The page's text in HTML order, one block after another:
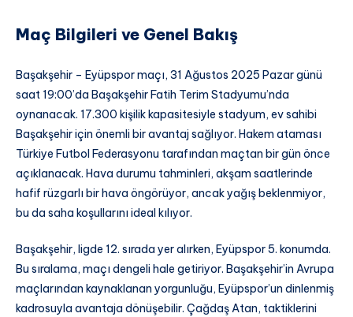
Maç Bilgileri ve Genel Bakış
Başakşehir – Eyüpspor maçı, 31 Ağustos 2025 Pazar günü
saat 19:00’da Başakşehir Fatih Terim Stadyumu’nda
oynanacak. 17.300 kişilik kapasitesiyle stadyum, ev sahibi
Başakşehir için önemli bir avantaj sağlıyor. Hakem ataması
Türkiye Futbol Federasyonu tarafından maçtan bir gün önce
açıklanacak. Hava durumu tahminleri, akşam saatlerinde
hafif rüzgarlı bir hava öngörüyor, ancak yağış beklenmiyor,
bu da saha koşullarını ideal kılıyor.
Başakşehir, ligde 12. sırada yer alırken, Eyüpspor 5. konumda.
Bu sıralama, maçı dengeli hale getiriyor. Başakşehir’in Avrupa
maçlarından kaynaklanan yorgunluğu, Eyüpspor’un dinlenmiş
kadrosuyla avantaja dönüşebilir. Çağdaş Atan, taktiklerini